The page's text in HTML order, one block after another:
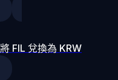
將 FIL 兌換為 KRW